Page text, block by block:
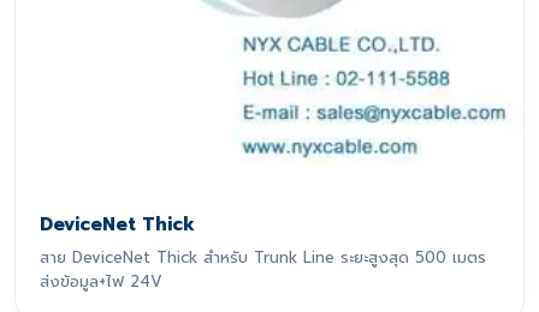
DeviceNet Thick
สาย DeviceNet Thick สำหรับ Trunk Line ระยะสูงสุด 500 เมตร
ส่งข้อมูล+ไฟ 24V